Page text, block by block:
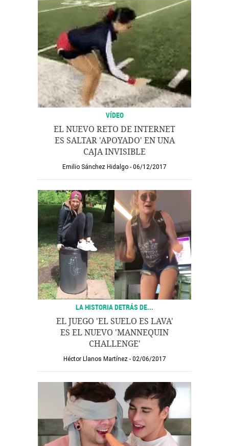
VÍDEO
EL NUEVO RETO DE INTERNET
ES SALTAR 'APOYADO' EN UNA
CAJA INVISIBLE
Emilio Sánchez Hidalgo 06/12/2017
LA HISTORIA DETRÁS DE...
EL JUEGO 'EL SUELO ES LAVA'
ES EL NUEVO 'MANNEQUIN
CHALLENGE'
Héctor Llanos Martínez 02/06/2017